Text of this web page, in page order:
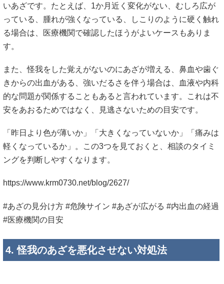
いあざです。たとえば、1か月近く変化がない、むしろ広が
っている、腫れが強くなっている、しこりのように硬く触れ
る場合は、医療機関で確認したほうがよいケースもありま
す。
また、怪我をした覚えがないのにあざが増える、鼻血や歯ぐ
きからの出血がある、強いだるさを伴う場合は、血液や内科
的な問題が関係することもあると言われています。これは不
安をあおるためではなく、見逃さないための目安です。
「昨日より色が薄いか」「大きくなっていないか」「痛みは
軽くなっているか」。この3つを見ておくと、相談のタイミ
ングを判断しやすくなります。
https://www.krm0730.net/blog/2627/
#あざの見分け方 #危険サイン #あざが広がる #内出血の経過
#医療機関の目安
4. 怪我のあざを悪化させない対処法